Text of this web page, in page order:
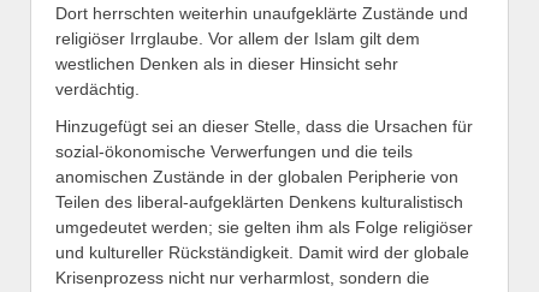
Dort herrschten weiterhin unaufgeklärte Zustände und
religiöser Irrglaube. Vor allem der Islam gilt dem
westlichen Denken als in dieser Hinsicht sehr
verdächtig.
Hinzugefügt sei an dieser Stelle, dass die Ursachen für
sozial-ökonomische Verwerfungen und die teils
anomischen Zustände in der globalen Peripherie von
Teilen des liberal-aufgeklärten Denkens kulturalistisch
umgedeutet werden; sie gelten ihm als Folge religiöser
und kultureller Rückständigkeit. Damit wird der globale
Krisenprozess nicht nur verharmlost, sondern die